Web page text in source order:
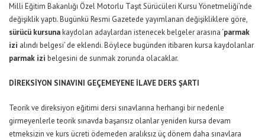
Milli Eğitim Bakanlığı Özel Motorlu Taşıt Sürücüleri Kursu Yönetmeliği’nde
değişiklik yaptı. Bugünkü Resmi Gazetede yayımlanan değişikliklere göre,
sürücü kursunakaydolan adaylardan istenecek belgeler arasına ‘parmak
izi alındı belgesi’ de eklendi. Böylece bugünden itibaren kursa kaydolanlar
parmak izi belgesini de sunmak zorunda olacaklar.
DİREKSİYON SINAVINI GEÇEMEYENE İLAVE DERS ŞARTI
Teorik ve direksiyon eğitimi dersi sınavlarına herhangi bir nedenle
girmeyenlerle teorik sınavda başarısız olanlar yeniden kursa devam
etmeksizin ve kurs ücreti ödemeden aralıksız üç dönem daha sınavlara